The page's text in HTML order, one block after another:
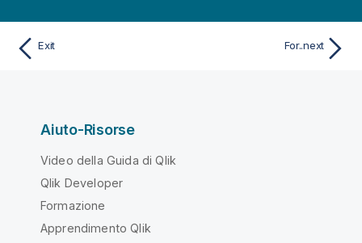
Exit For..next
Aiuto-Risorse
Video della Guida di Qlik
Qlik Developer
Formazione
Apprendimento Qlik